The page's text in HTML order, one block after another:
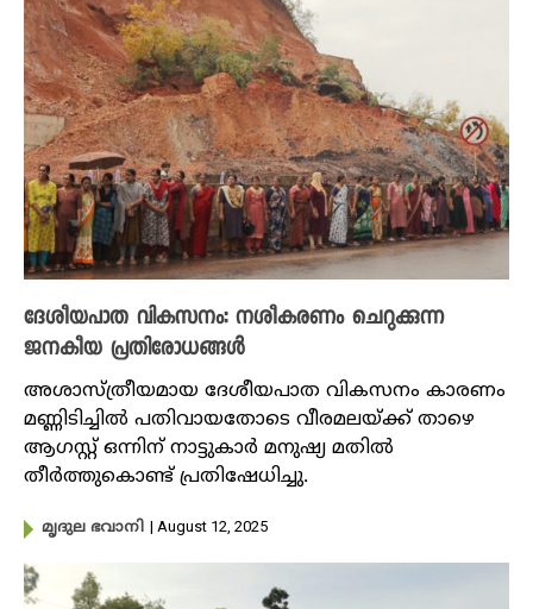
ദേശീയപാത വികസനം: നശീകരണം ചെറുക്കുന്ന
ജനകീയ പ്രതിരോധങ്ങൾ
അശാസ്ത്രീയമായ ദേശീയപാത വികസനം കാരണം
മണ്ണിടിച്ചിൽ പതിവായതോടെ വീരമലയ്ക്ക് താഴെ
ആഗസ്റ്റ് ഒന്നിന് നാട്ടുകാർ മനുഷ്യ മതിൽ
തീർത്തുകൊണ്ട് പ്രതിഷേധിച്ചു.
മൃദുല ഭവാനി | August 12, 2025